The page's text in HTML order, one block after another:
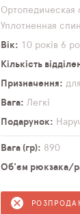
Ортопедическая
Уплотненная
Вік
10 років 6
Кількість
Призначення
Вага
Легкі
Подарунок
Вага (гр)
890
Об'єм рюкзака/